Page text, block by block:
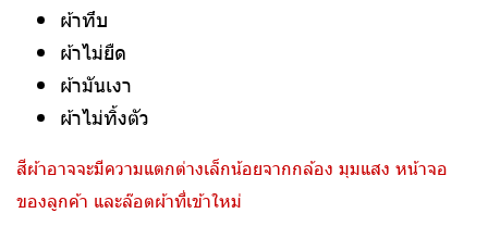
ผ้าทึบ
ผ้าไม่ยืด
ผ้ามันเงา
ผ้าไม่ทิ้งตัว
สีผ้าอาจจะมีความแตกต่างเล็กน้อยจากกล้อง มุมแสง หน้าจอ
ของลูกค้า และล๊อตผ้าที่เข้าใหม่